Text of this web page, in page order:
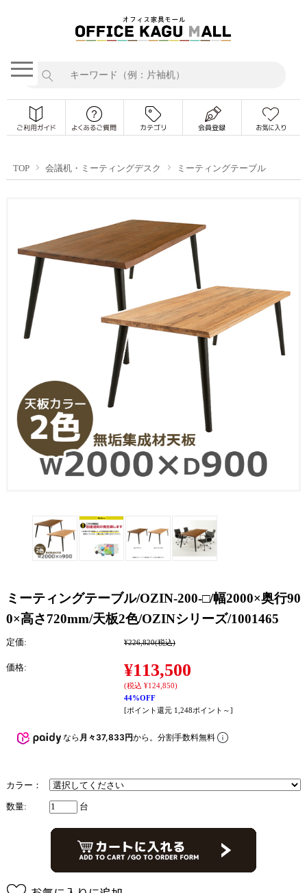
TOP 会議机・ミーティングデスク ミーティングテーブル
ミーティングテーブル/OZIN-200-□/幅2000×奥行90
0×高さ720mm/天板2色/OZINシリーズ/1001465
定価: ¥226,820(税込)
価格: ¥113,500
(税込 ¥124,850)
44%OFF
[ポイント還元 1,248ポイント～]
なら 月々37,833円から。分割手数料無料
カラー：
数量: 台